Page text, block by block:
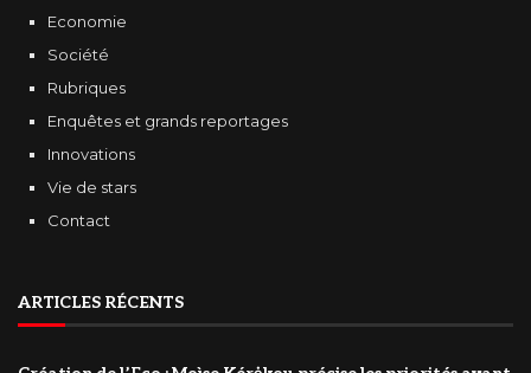
Economie
Société
Rubriques
Enquêtes et grands reportages
Innovations
Vie de stars
Contact
ARTICLES RÉCENTS